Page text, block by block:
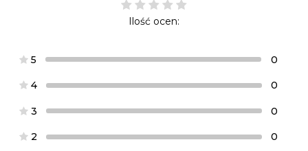
Ilość ocen:
5 0
4 0
3 0
2 0